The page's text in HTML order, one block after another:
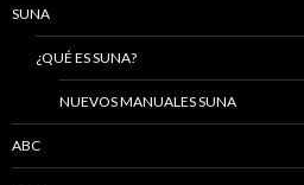
SUNA
¿QUÉ ES SUNA?
NUEVOS MANUALES SUNA
ABC